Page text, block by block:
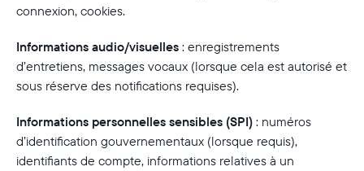
connexion, cookies.
Informations audio/visuelles : enregistrements
d’entretiens, messages vocaux (lorsque cela est autorisé et
sous réserve des notifications requises).
Informations personnelles sensibles (SPI) : numéros
d’identification gouvernementaux (lorsque requis),
identifiants de compte, informations relatives à un